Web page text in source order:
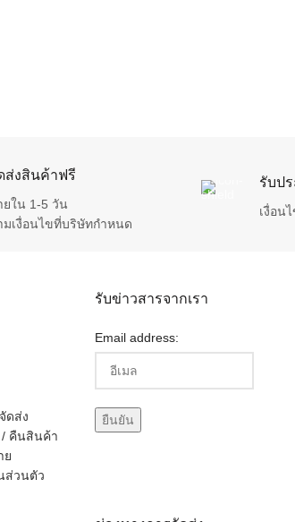
ส่งสินค้าฟรี
ยใน 1-5 วัน
มเงื่อนไขที่บริษัทกำหนด
รับป
เงื่อน
ดส่ง
/ คืนสินค้า
ย
ส่วนตัว
รับข่าวสารจากเรา
Email address: